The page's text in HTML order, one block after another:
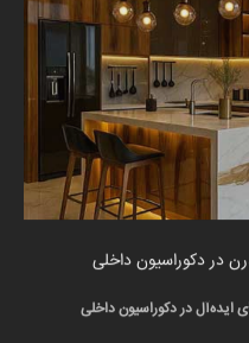
در دکوراسیون داخلی
ایده‌آل در دکوراسیون داخلی